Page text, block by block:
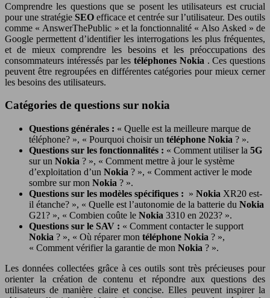
Comprendre les questions que se posent les utilisateurs est crucial
pour une stratégie SEO efficace et centrée sur l’utilisateur. Des outils
comme « AnswerThePublic » et la fonctionnalité « Also Asked » de
Google permettent d’identifier les interrogations les plus fréquentes,
et de mieux comprendre les besoins et les préoccupations des
consommateurs intéressés par les téléphones Nokia . Ces questions
peuvent être regroupées en différentes catégories pour mieux cerner
les besoins des utilisateurs.
Catégories de questions sur nokia
Questions générales : « Quelle est la meilleure marque de
téléphone? », « Pourquoi choisir un téléphone Nokia ? ».
Questions sur les fonctionnalités : « Comment utiliser la 5G
sur un Nokia ? », « Comment mettre à jour le système
d’exploitation d’un Nokia ? », « Comment activer le mode
sombre sur mon Nokia ? ».
Questions sur les modèles spécifiques : » Nokia XR20 est-
il étanche? », « Quelle est l’autonomie de la batterie du Nokia
G21? », « Combien coûte le Nokia 3310 en 2023? ».
Questions sur le SAV : « Comment contacter le support
Nokia ? », « Où réparer mon téléphone Nokia ? »,
« Comment vérifier la garantie de mon Nokia ? ».
Les données collectées grâce à ces outils sont très précieuses pour
orienter la création de contenu et répondre aux questions des
utilisateurs de manière claire et concise. Elles peuvent inspirer la